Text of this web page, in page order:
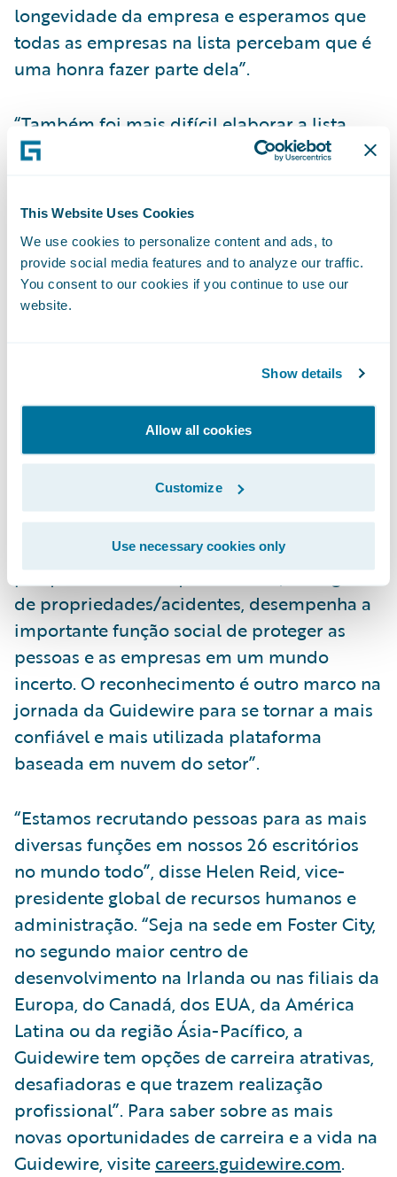
This Website Uses Cookies
We use cookies to personalize content and ads, to
provide social media features and to analyze our traffic.
You consent to our cookies if you continue to use our
website.
Show details
Allow all cookies
Customize
Use necessary cookies only
longevidade da empresa e esperamos que
todas as empresas na lista percebam que é
uma honra fazer parte dela”.
“Também foi mais difícil elaborar a lista
este ano, em comparação com o ano
Glassdoor também publicaram uma lista
de capital aberto do setor de computação
em nuvem para se trabalhar.
ser colocada no mesmo patamar dessas
às demandas corporativas por
padronização, simplificação e agilização”,
disse Marcus Ryu, CEO e cofundador da
Guidewire Software. “Esse trabalho também
implica urgência moral para a empresa
porque o setor em que atuamos, de seguros
de propriedades/acidentes, desempenha a
importante função social de proteger as
pessoas e as empresas em um mundo
incerto. O reconhecimento é outro marco na
jornada da Guidewire para se tornar a mais
confiável e mais utilizada plataforma
baseada em nuvem do setor”.
“Estamos recrutando pessoas para as mais
diversas funções em nossos 26 escritórios
no mundo todo”, disse Helen Reid, vice-
presidente global de recursos humanos e
administração. “Seja na sede em Foster City,
no segundo maior centro de
desenvolvimento na Irlanda ou nas filiais da
Europa, do Canadá, dos EUA, da América
Latina ou da região Ásia-Pacífico, a
Guidewire tem opções de carreira atrativas,
desafiadoras e que trazem realização
profissional”. Para saber sobre as mais
novas oportunidades de carreira e a vida na
Guidewire, visite careers.guidewire.com.